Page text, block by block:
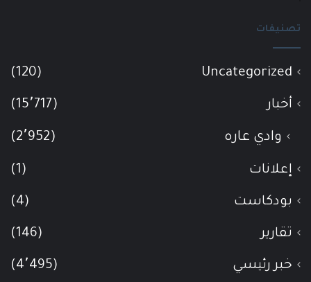
تصنيفات
Uncategorized
(120)
أخبار (15٬717)
وادي عاره (2٬952)
إعلانات (1)
بودكاست (4)
تقارير (146)
خبر رئيسي (4٬495)